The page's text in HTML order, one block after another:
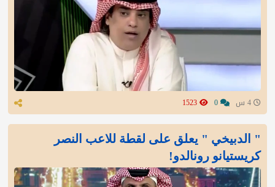
" الدبيخي " يعلق على لقطة للاعب النصر
كريستيانو رونالدو!